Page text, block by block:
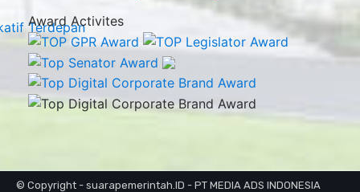
Award Activites
© Copyright - suarapemerintah.ID - PT MEDIA ADS INDONESIA